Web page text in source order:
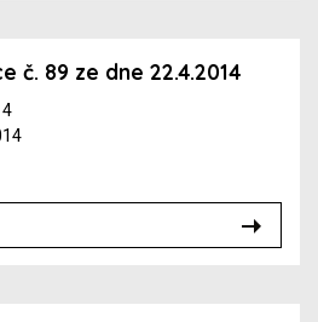
č. 89 ze dne 22.4.2014